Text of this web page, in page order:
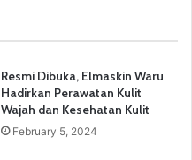
Resmi Dibuka, Elmaskin Waru
Hadirkan Perawatan Kulit
Wajah dan Kesehatan Kulit
February 5, 2024